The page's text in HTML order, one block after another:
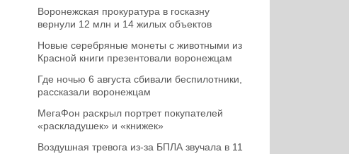
Воронежская прокуратура в госказну
вернули 12 млн и 14 жилых объектов
Новые серебряные монеты с животными из
Красной книги презентовали воронежцам
Где ночью 6 августа сбивали беспилотники,
рассказали воронежцам
МегаФон раскрыл портрет покупателей
«раскладушек» и «книжек»
Воздушная тревога из-за БПЛА звучала в 11